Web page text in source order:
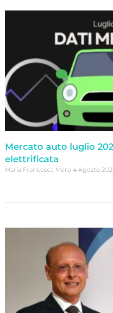
Mercato auto luglio
elettrificata
Maria Francesca Moro 4 Agosto